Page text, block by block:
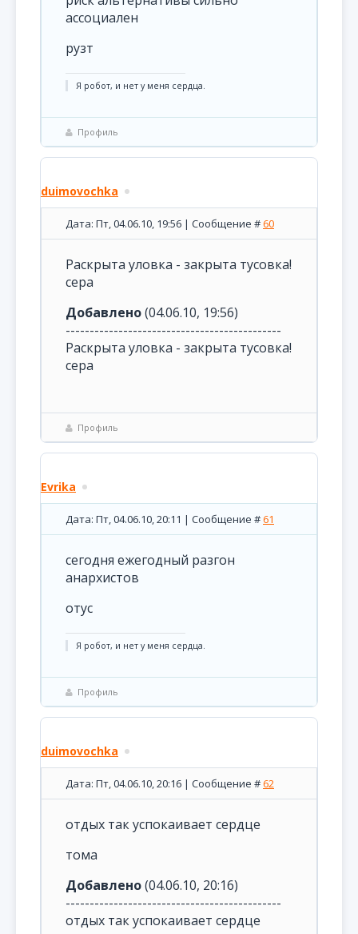
ассоциален
рузт
Я робот, и нет у меня сердца.
Профиль
duimovochka
Дата: Пт, 04.06.10, 19:56 | Сообщение #60
Раскрыта уловка - закрыта тусовка!
сера
Добавлено(04.06.10, 19:56)
---------------------------------------------
Раскрыта уловка - закрыта тусовка!
сера
Профиль
Evrika
Дата: Пт, 04.06.10, 20:11 | Сообщение #61
сегодня ежегодный разгон
анархистов
отус
Я робот, и нет у меня сердца.
Профиль
duimovochka
Дата: Пт, 04.06.10, 20:16 | Сообщение #62
отдых так успокаивает сердце
тома
Добавлено(04.06.10, 20:16)
---------------------------------------------
отдых так успокаивает сердце